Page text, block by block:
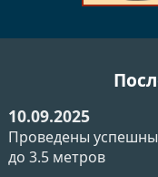
10.09.2025
Проведены
до 3.5 метров